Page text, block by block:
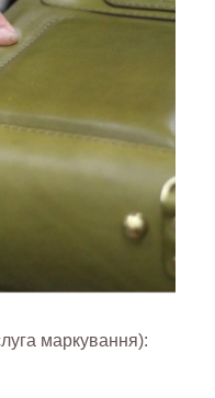
маркування):